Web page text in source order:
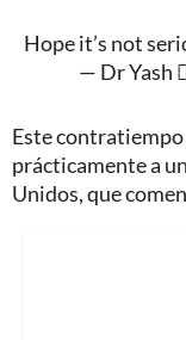
Hope it’s not
— Dr Yash
Este
prácticamente a
Unidos, que